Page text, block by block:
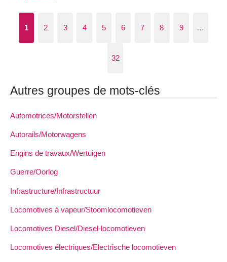
1 2 3 4 5 6 7 8 9 …
32
Autres groupes de mots-clés
Automotrices/Motorstellen
Autorails/Motorwagens
Engins de travaux/Wertuigen
Guerre/Oorlog
Infrastructure/Infrastructuur
Locomotives à vapeur/Stoomlocomotieven
Locomotives Diesel/Diesel-locomotieven
Locomotives électriques/Electrische locomotieven